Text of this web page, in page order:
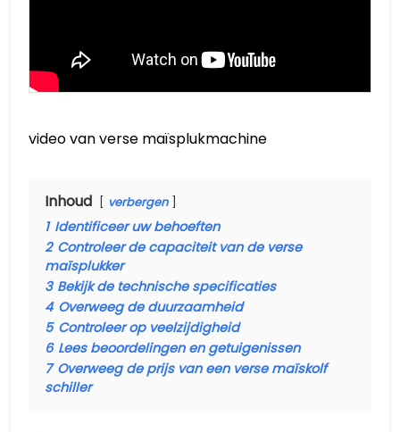
video van verse maïsplukmachine
Inhoud verbergen
1 Identificeer uw behoeften
2 Controleer de capaciteit van de verse
maïsplukker
3 Bekijk de technische specificaties
4 Overweeg de duurzaamheid
5 Controleer op veelzijdigheid
6 Lees beoordelingen en getuigenissen
7 Overweeg de prijs van een verse maïskolf
schiller